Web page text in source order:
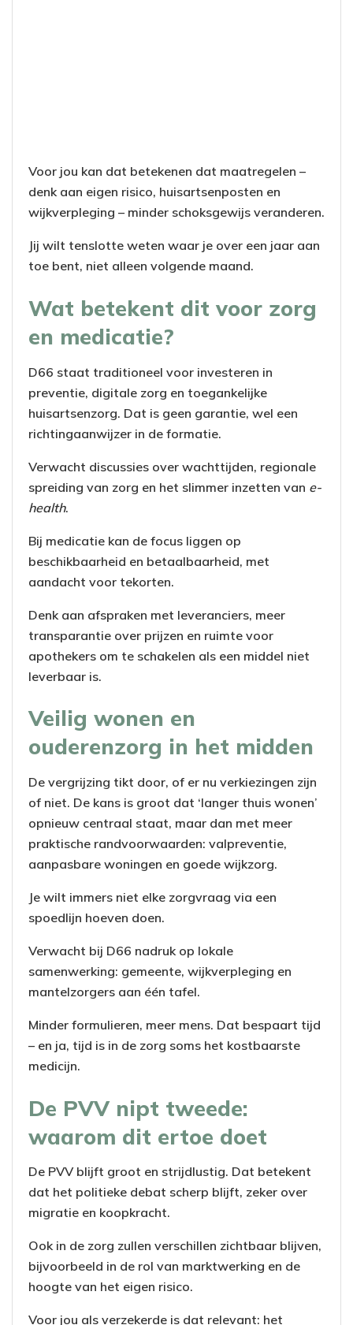
Voor jou kan dat betekenen dat maatregelen –
denk aan eigen risico, huisartsenposten en
wijkverpleging – minder schoksgewijs veranderen.
Jij wilt tenslotte weten waar je over een jaar aan
toe bent, niet alleen volgende maand.
Wat betekent dit voor zorg
en medicatie?
D66 staat traditioneel voor investeren in
preventie, digitale zorg en toegankelijke
huisartsenzorg. Dat is geen garantie, wel een
richtingaanwijzer in de formatie.
Verwacht discussies over wachttijden, regionale
spreiding van zorg en het slimmer inzetten van e-
health.
Bij medicatie kan de focus liggen op
beschikbaarheid en betaalbaarheid, met
aandacht voor tekorten.
Denk aan afspraken met leveranciers, meer
transparantie over prijzen en ruimte voor
apothekers om te schakelen als een middel niet
leverbaar is.
Veilig wonen en
ouderenzorg in het midden
De vergrijzing tikt door, of er nu verkiezingen zijn
of niet. De kans is groot dat ‘langer thuis wonen’
opnieuw centraal staat, maar dan met meer
praktische randvoorwaarden: valpreventie,
aanpasbare woningen en goede wijkzorg.
Je wilt immers niet elke zorgvraag via een
spoedlijn hoeven doen.
Verwacht bij D66 nadruk op lokale
samenwerking: gemeente, wijkverpleging en
mantelzorgers aan één tafel.
Minder formulieren, meer mens. Dat bespaart tijd
– en ja, tijd is in de zorg soms het kostbaarste
medicijn.
De PVV nipt tweede:
waarom dit ertoe doet
De PVV blijft groot en strijdlustig. Dat betekent
dat het politieke debat scherp blijft, zeker over
migratie en koopkracht.
Ook in de zorg zullen verschillen zichtbaar blijven,
bijvoorbeeld in de rol van marktwerking en de
hoogte van het eigen risico.
Voor jou als verzekerde is dat relevant: het